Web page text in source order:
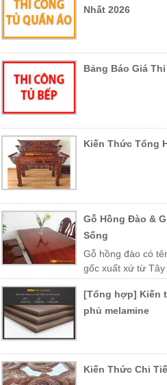
Nhất 2026
Bảng Báo Giá
Kiến Thức Tổng
Gỗ Hồng Đào &
Sống
Gỗ hồng đào có
gốc xuất xứ từ
được trồng nhiều ở các vùng miền
Phú Yên, Lào, Campuchia…
[Tổng hợp] Kiến
phủ melamine
Kiến Thức Chi